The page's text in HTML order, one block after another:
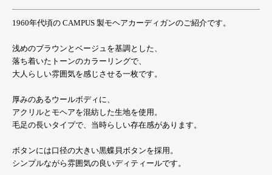
1960年代頃の CAMPUS 製モヘアカーディガンのご紹介です。
浅めのブラウンとベージュを基調とした、
落ち着いたトーンのカラーリングで、
大人らしい雰囲気を感じさせる一枚です。
厚みのあるウールボディに、
アクリルとモヘアを混紡した生地を使用。
毛足の長いタイプで、当時らしい存在感があります。
ボタンには口径の大きい黒蝶貝ボタンを採用。
シンプルながら雰囲気の良いディティールです。